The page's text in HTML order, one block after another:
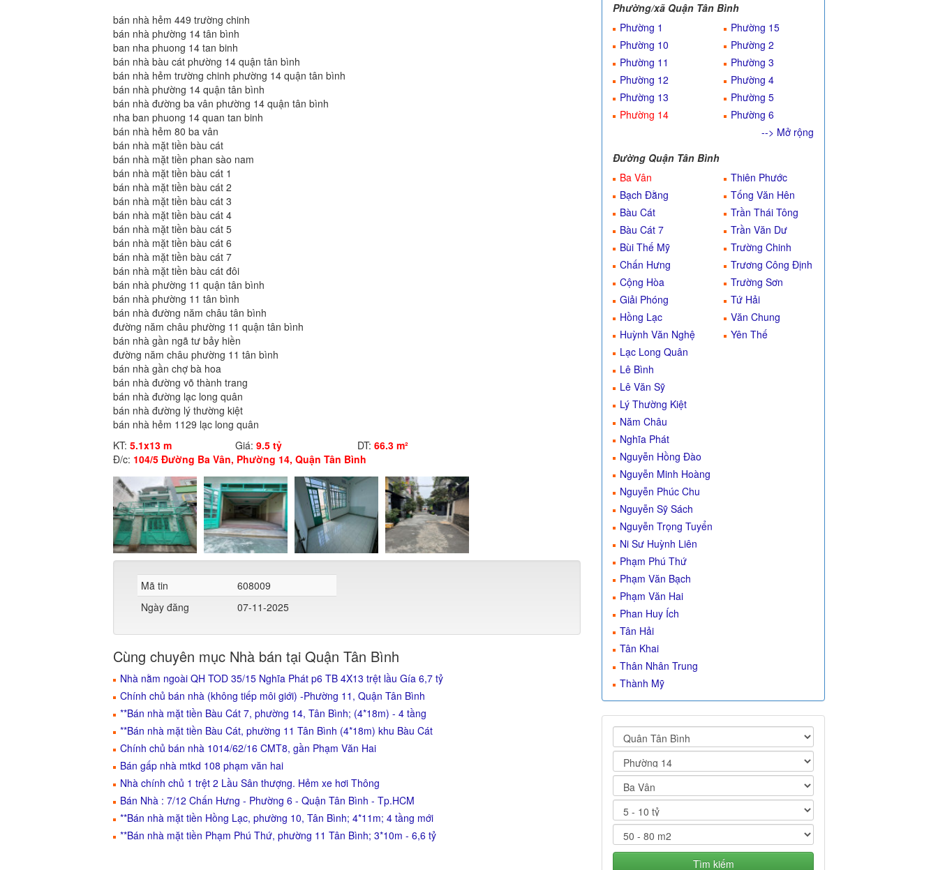
bán nhà hẻm 449 trường chinh
bán nhà phường 14 tân bình
ban nha phuong 14 tan binh
bán nhà bàu cát phường 14 quận tân bình
bán nhà hẻm trường chinh phường 14 quận tân bình
bán nhà phường 14 quận tân bình
bán nhà đường ba vân phường 14 quận tân bình
nha ban phuong 14 quan tan binh
bán nhà hẻm 80 ba vân
bán nhà mặt tiền bàu cát
bán nhà mặt tiền phan sào nam
bán nhà mặt tiền bàu cát 1
bán nhà mặt tiền bàu cát 2
bán nhà mặt tiền bàu cát 3
bán nhà mặt tiền bàu cát 4
bán nhà mặt tiền bàu cát 5
bán nhà mặt tiền bàu cát 6
bán nhà mặt tiền bàu cát 7
bán nhà mặt tiền bàu cát đôi
bán nhà phường 11 quận tân bình
bán nhà phường 11 tân bình
bán nhà đường năm châu tân bình
đường năm châu phường 11 quận tân bình
bán nhà gần ngã tư bảy hiền
đường năm châu phường 11 tân bình
bán nhà gần chợ bà hoa
bán nhà đường võ thành trang
bán nhà đường lạc long quân
bán nhà đường lý thường kiệt
bán nhà hẻm 1129 lạc long quân
KT: 5.1x13 m Giá: 9.5 tỷ DT: 66.3 m²
Đ/c: 104/5 Đường Ba Vân, Phường 14, Quận Tân Bình
Mã tin
608009
Ngày đăng
07-11-2025
Cùng chuyên mục Nhà bán tại Quận Tân Bình
Nhà nằm ngoài QH TOD 35/15 Nghĩa Phát p6 TB 4X13 trệt lầu Gía 6,7 tỷ
Chính chủ bán nhà (không tiếp môi giới) -Phường 11, Quận Tân Bình
**Bán nhà mặt tiền Bàu Cát 7, phường 14, Tân Bình; (4*18m) - 4 tầng
**Bán nhà mặt tiền Bàu Cát, phường 11 Tân Bình (4*18m) khu Bàu Cát
Chính chủ bán nhà 1014/62/16 CMT8, gần Phạm Văn Hai
Bán gấp nhà mtkd 108 phạm văn hai
Nhà chính chủ 1 trệt 2 Lầu Sân thượng. Hẻm xe hơi Thông
Bán Nhà : 7/12 Chấn Hưng - Phường 6 - Quận Tân Bình - Tp.HCM
**Bán nhà mặt tiền Hồng Lạc, phường 10, Tân Bình; 4*11m; 4 tầng mới
**Bán nhà mặt tiền Phạm Phú Thứ, phường 11 Tân Bình; 3*10m - 6,6 tỷ
Phường/xã Quận Tân Bình
Phường 1
Phường 10
Phường 11
Phường 12
Phường 13
Phường 14
Phường 15
Phường 2
Phường 3
Phường 4
Phường 5
Phường 6
--> Mở rộng
Đường Quận Tân Bình
Ba Vân
Bạch Đằng
Bàu Cát
Bàu Cát 7
Bùi Thế Mỹ
Chấn Hưng
Cộng Hòa
Giải Phóng
Hồng Lạc
Huỳnh Văn Nghệ
Lạc Long Quân
Lê Bình
Lê Văn Sỹ
Lý Thường Kiệt
Năm Châu
Nghĩa Phát
Nguyễn Hồng Đào
Nguyễn Minh Hoàng
Nguyễn Phúc Chu
Nguyễn Sỹ Sách
Nguyễn Trọng Tuyển
Ni Sư Huỳnh Liên
Phạm Phú Thứ
Phạm Văn Bạch
Phạm Văn Hai
Phan Huy Ích
Tân Hải
Tân Khai
Thân Nhân Trung
Thành Mỹ
Thiên Phước
Tống Văn Hên
Trần Thái Tông
Trần Văn Dư
Trường Chinh
Trương Công Định
Trường Sơn
Tứ Hải
Văn Chung
Yên Thế
Tìm kiếm